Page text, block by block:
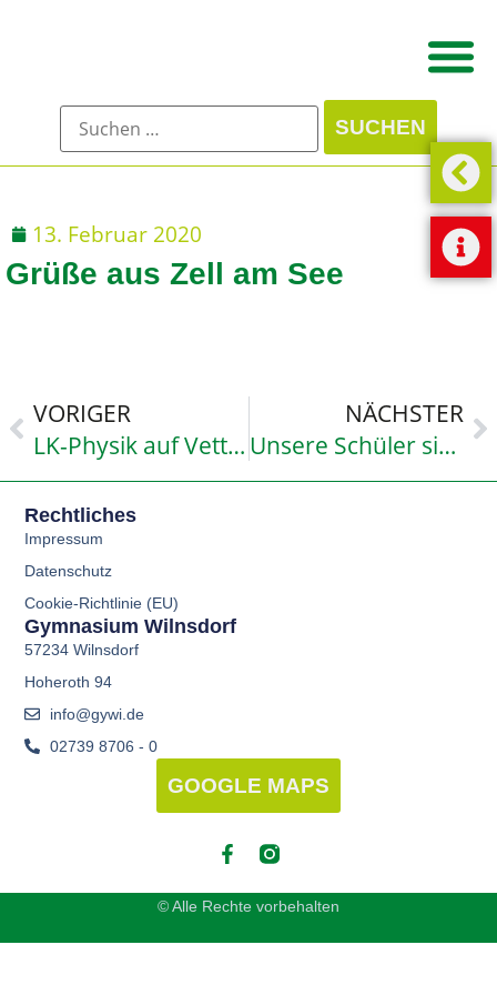
13. Februar 2020
Grüße aus Zell am See
VORIGER
LK-Physik auf Vetter-Exkursion
NÄCHSTER
Unsere Schüler sind super- auch in Zell am See
Rechtliches
Impressum
Datenschutz
Cookie-Richtlinie (EU)
Gymnasium Wilnsdorf
57234 Wilnsdorf
Hoheroth 94
info@gywi.de
02739 8706 - 0
GOOGLE MAPS
© Alle Rechte vorbehalten